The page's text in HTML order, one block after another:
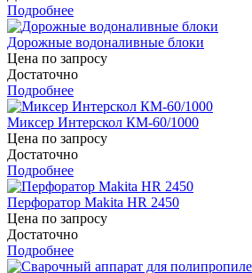
Подробнее
Дорожные водоналивные блоки
Цена по запросу
Достаточно
Подробнее
Миксер Интерскол КМ-60/1000
Цена по запросу
Достаточно
Подробнее
Перфоратор Makita HR 2450
Цена по запросу
Достаточно
Подробнее